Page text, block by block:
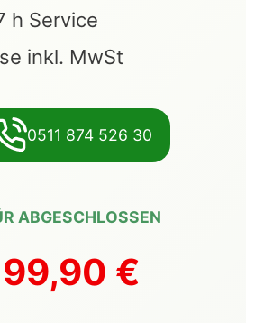
h Service
inkl. MwSt
0511 874 526 30
ABGESCHLOSSEN
99,90 €